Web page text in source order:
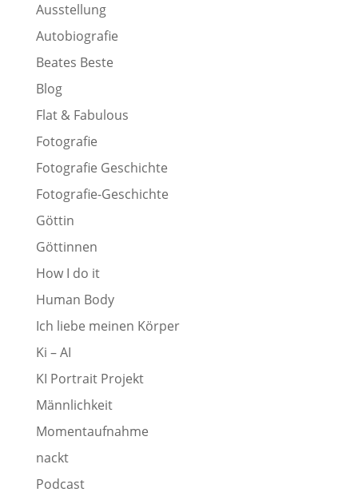
Ausstellung
Autobiografie
Beates Beste
Blog
Flat & Fabulous
Fotografie
Fotografie Geschichte
Fotografie-Geschichte
Göttin
Göttinnen
How I do it
Human Body
Ich liebe meinen Körper
Ki – AI
KI Portrait Projekt
Männlichkeit
Momentaufnahme
nackt
Podcast